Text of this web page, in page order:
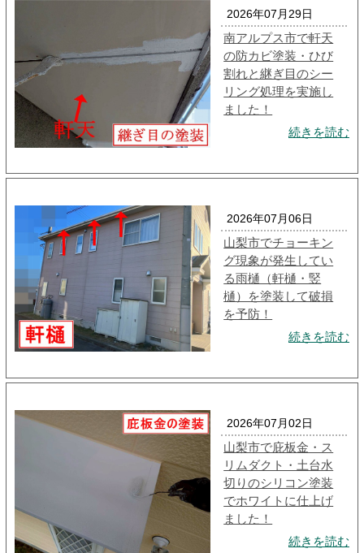
2026年07月29日
南アルプス市で軒天
の防カビ塗装・ひび
割れと継ぎ目のシー
リング処理を実施し
ました！
続きを読む
2026年07月06日
山梨市でチョーキン
グ現象が発生してい
る雨樋（軒樋・竪
樋）を塗装して破損
を予防！
続きを読む
2026年07月02日
山梨市で庇板金・ス
リムダクト・土台水
切りのシリコン塗装
でホワイトに仕上げ
ました！
続きを読む